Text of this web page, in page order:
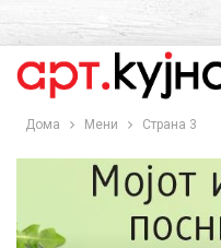
Дома Мени Страна 3